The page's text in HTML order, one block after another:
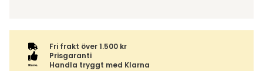
Fri frakt över 1.500 kr
Prisgaranti
Handla tryggt med Klarna